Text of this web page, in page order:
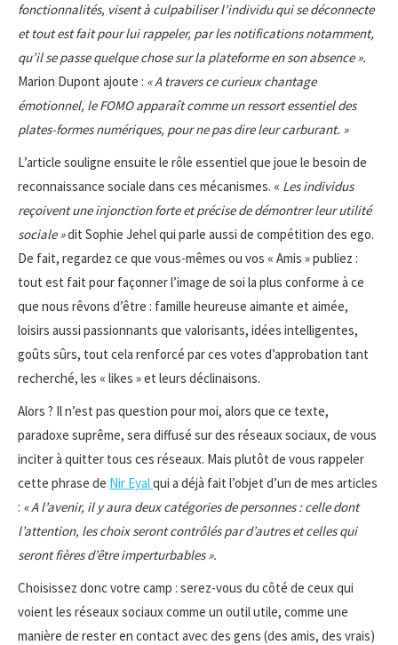
fonctionnalités, visent à culpabiliser l’individu qui se déconnecte
et tout est fait pour lui rappeler, par les notifications notamment,
qu’il se passe quelque chose sur la plateforme en son absence ».
Marion Dupont ajoute : « A travers ce curieux chantage
émotionnel, le FOMO apparaît comme un ressort essentiel des
plates-formes numériques, pour ne pas dire leur carburant. »
L’article souligne ensuite le rôle essentiel que joue le besoin de
reconnaissance sociale dans ces mécanismes. « Les individus
reçoivent une injonction forte et précise de démontrer leur utilité
sociale »dit Sophie Jehel qui parle aussi de compétition des ego.
De fait, regardez ce que vous-mêmes ou vos « Amis » publiez :
tout est fait pour façonner l’image de soi la plus conforme à ce
que nous rêvons d’être : famille heureuse aimante et aimée,
loisirs aussi passionnants que valorisants, idées intelligentes,
goûts sûrs, tout cela renforcé par ces votes d’approbation tant
recherché, les « likes » et leurs déclinaisons.
Alors ? Il n’est pas question pour moi, alors que ce texte,
paradoxe suprême, sera diffusé sur des réseaux sociaux, de vous
inciter à quitter tous ces réseaux. Mais plutôt de vous rappeler
cette phrase de Nir Eyalqui a déjà fait l’objet d’un de mes articles
: « A l’avenir, il y aura deux catégories de personnes : celle dont
l’attention, les choix seront contrôlés par d’autres et celles qui
seront fières d’être imperturbables ».
Choisissez donc votre camp : serez-vous du côté de ceux qui
voient les réseaux sociaux comme un outil utile, comme une
manière de rester en contact avec des gens (des amis, des vrais)